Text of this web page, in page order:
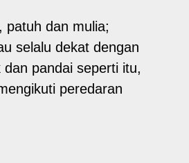
patuh dan mulia;
selalu dekat dengan
pandai seperti itu,
peredaran